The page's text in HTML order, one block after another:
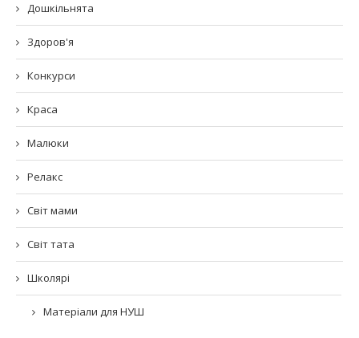
Дошкільнята
Здоров'я
Конкурси
Краса
Малюки
Релакс
Світ мами
Світ тата
Школярі
Матеріали для НУШ